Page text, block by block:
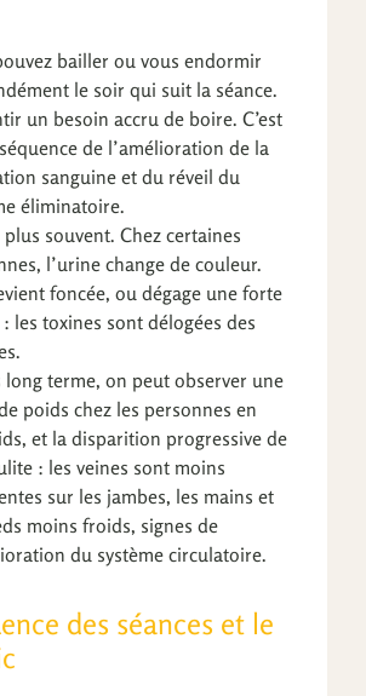
bailler ou vous endormir
le soir qui suit la séance.
un besoin accru de boire. C’est
de l’amélioration de la
sanguine et du réveil du
éliminatoire.
souvent. Chez certaines
l’urine change de couleur.
foncée, ou dégage une forte
les toxines sont délogées des
long terme, on peut observer une
poids chez les personnes en
et la disparition progressive de
: les veines sont moins
sur les jambes, les mains et
moins froids, signes de
du système circulatoire.
des séances et le